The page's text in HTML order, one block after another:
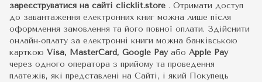
зареєструватися на сайті clicklit.store . Отримати доступ
до завантаження електронних книг можна лише після
оформлення замовлення та його повної оплати. Здійснити
онлайн-оплату за електронні книги можна банківською
карткою Visa, MasterCard, Google Pay або Apple Pay
через одного оператора з прийому та проведення
платежів, які представлені на Сайті, і який Покупець